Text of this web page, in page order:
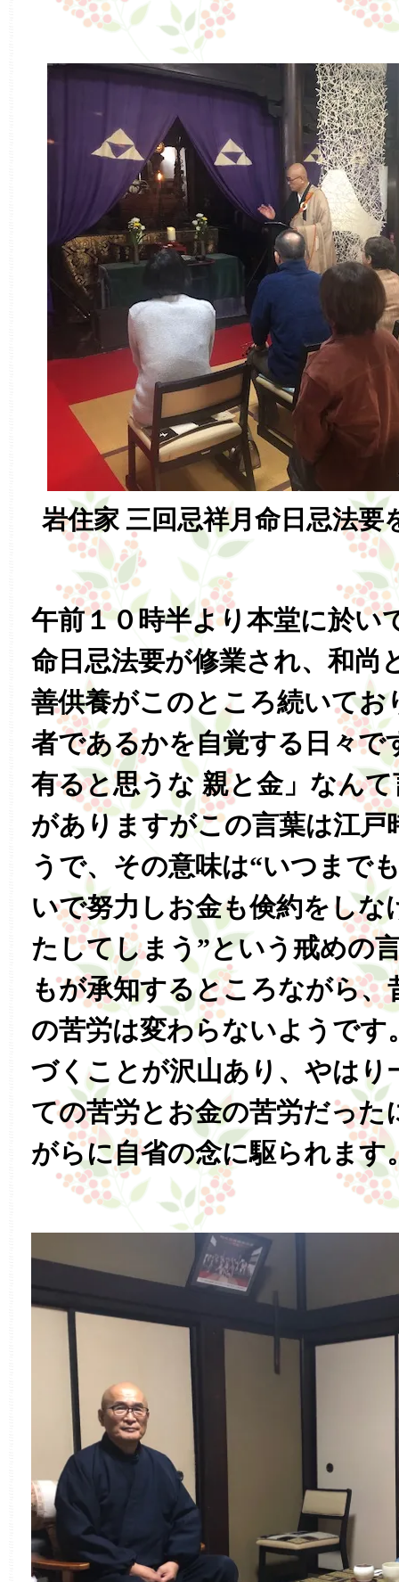
岩住家 三回忌祥月命日忌法要
午前１０時半より本堂に於い
命日忌法要が修業され、和尚
善供養がこのところ続いてお
者であるかを自覚する日々で
有ると思うな 親と金」なん
がありますがこの言葉は江戸
うで、その意味は“いつまで
いで努力しお金も倹約をしな
たしてしまう”という戒めの
もが承知するところながら、
の苦労は変わらないようです
づくことが沢山あり、やはり
ての苦労とお金の苦労だった
がらに自省の念に駆られます